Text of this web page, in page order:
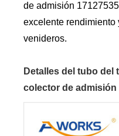
de admisión
excelente
venideros.
Detalles del tubo del
colector de admisión